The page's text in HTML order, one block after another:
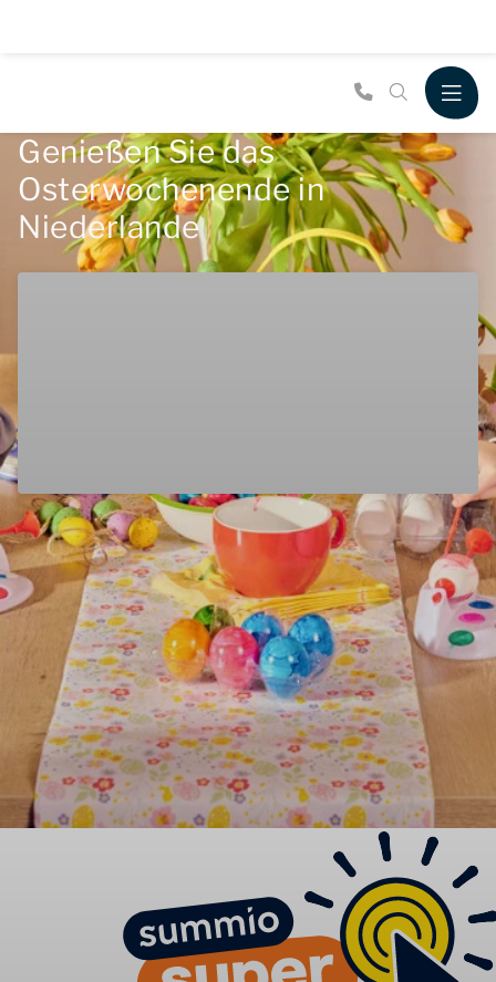
Genießen Sie das
Osterwochenende in
Niederlande